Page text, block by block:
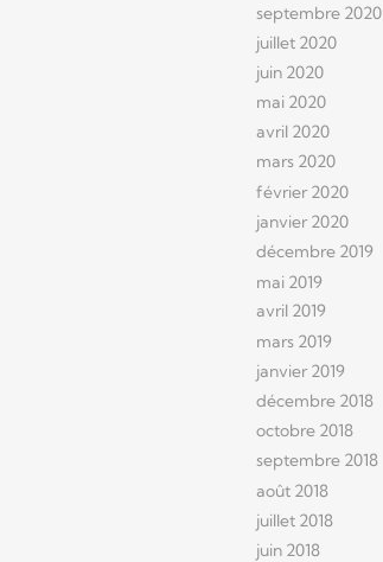
septembre 2020
juillet 2020
juin 2020
mai 2020
avril 2020
mars 2020
février 2020
janvier 2020
décembre 2019
mai 2019
avril 2019
mars 2019
janvier 2019
décembre 2018
octobre 2018
septembre 2018
août 2018
juillet 2018
juin 2018